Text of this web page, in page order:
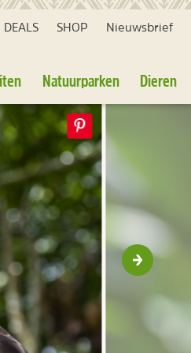
DEALS SHOP Nieuwsbrief
Natuurparken Dieren
Volgende